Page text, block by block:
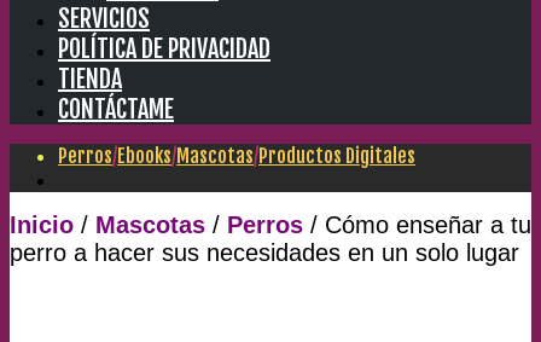
SERVICIOS
POLÍTICA DE PRIVACIDAD
TIENDA
CONTÁCTAME
Perros/Ebooks/Mascotas/Productos Digitales
Inicio / Mascotas / Perros / Cómo enseñar a tu
perro a hacer sus necesidades en un solo lugar